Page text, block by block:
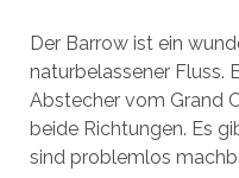
Der Barrow ist ein
naturbelassener Fluss.
Abstecher vom Grand
beide Richtungen. Es
sind problemlos